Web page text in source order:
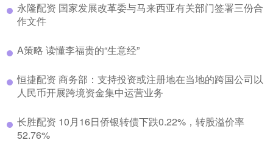
永隆配资 国家发展改革委与马来西亚有关部门签署三份合
作文件
A策略 读懂李福贵的“生意经”
恒捷配资 商务部：支持投资或注册地在当地的跨国公司以
人民币开展跨境资金集中运营业务
长胜配资 10月16日侨银转债下跌0.22%，转股溢价率
52.76%